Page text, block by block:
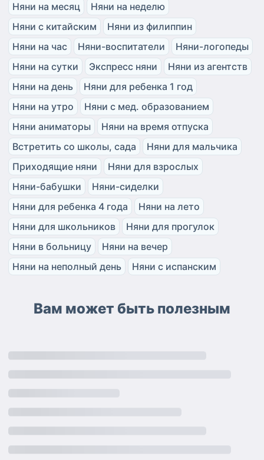
Няни на месяц
Няни на неделю
Няни с китайским
Няни из филиппин
Няни на час
Няни-воспитатели
Няни-логопеды
Няни на сутки
Экспресс няни
Няни из агентств
Няни на день
Няни для ребенка 1 год
Няни на утро
Няни с мед. образованием
Няни аниматоры
Няни на время отпуска
Встретить со школы, сада
Няни для мальчика
Приходящие няни
Няни для взрослых
Няни-бабушки
Няни-сиделки
Няни для ребенка 4 года
Няни на лето
Няни для школьников
Няни для прогулок
Няни в больницу
Няни на вечер
Няни на неполный день
Няни с испанским
Вам может быть полезным